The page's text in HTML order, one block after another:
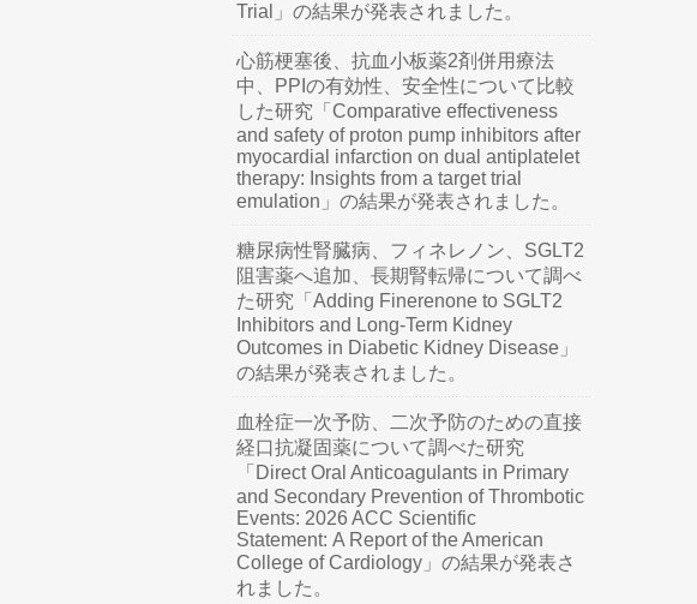
Trial」の結果が発表されました。
心筋梗塞後、抗血小板薬2剤併用療法
中、PPIの有効性、安全性について比較
した研究「Comparative effectiveness
and safety of proton pump inhibitors after
myocardial infarction on dual antiplatelet
therapy: Insights from a target trial
emulation」の結果が発表されました。
糖尿病性腎臓病、フィネレノン、SGLT2
阻害薬へ追加、長期腎転帰について調べ
た研究「Adding Finerenone to SGLT2
Inhibitors and Long-Term Kidney
Outcomes in Diabetic Kidney Disease」
の結果が発表されました。
血栓症一次予防、二次予防のための直接
経口抗凝固薬について調べた研究
「Direct Oral Anticoagulants in Primary
and Secondary Prevention of Thrombotic
Events: 2026 ACC Scientific
Statement: A Report of the American
College of Cardiology」の結果が発表さ
れました。